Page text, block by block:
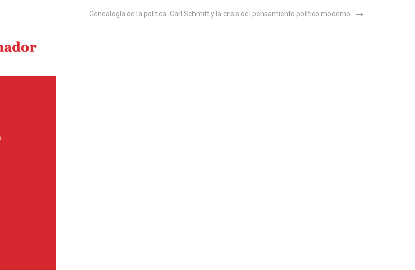
Genealogía de la política. Carl Schmitt y la crisis del pensamiento político moderno